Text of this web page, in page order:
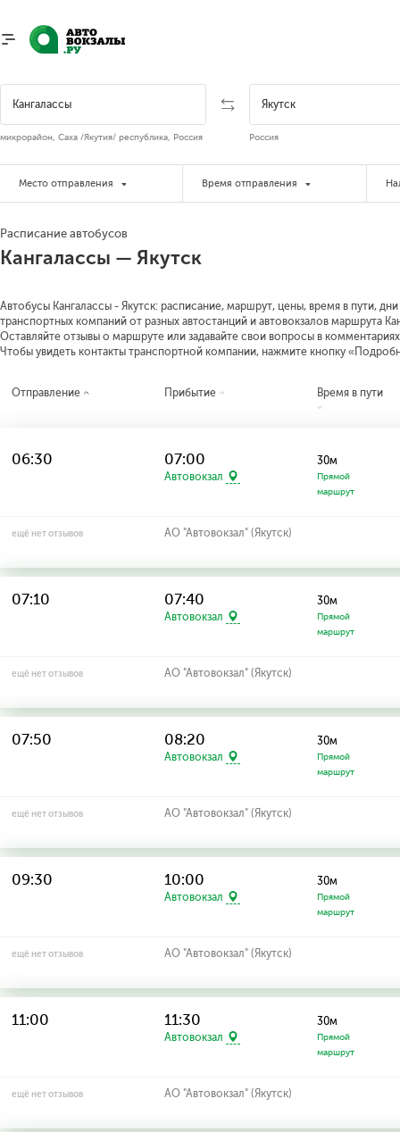
микрорайон, Саха /Якутия/ республика, Россия Россия
Место отправления Время отправления
Расписание автобусов
Кангалассы — Якутск
Автобусы Кангалассы - Якутск: расписание, маршрут, цены, время в пути,
транспортных компаний от разных автостанций и автовокзалов маршрута
Оставляйте отзывы о маршруте или задавайте свои вопросы в
Чтобы увидеть контакты транспортной компании, нажмите кнопку
Отправление Прибытие Время в пути
06:30 07:00
Автовокзал
30м
Прямой
маршрут
ещё нет отзывов АО "Автовокзал" (Якутск)
07:10 07:40
Автовокзал
30м
Прямой
маршрут
ещё нет отзывов АО "Автовокзал" (Якутск)
07:50 08:20
Автовокзал
30м
Прямой
маршрут
ещё нет отзывов АО "Автовокзал" (Якутск)
09:30 10:00
Автовокзал
30м
Прямой
маршрут
ещё нет отзывов АО "Автовокзал" (Якутск)
11:00 11:30
Автовокзал
30м
Прямой
маршрут
ещё нет отзывов АО "Автовокзал" (Якутск)